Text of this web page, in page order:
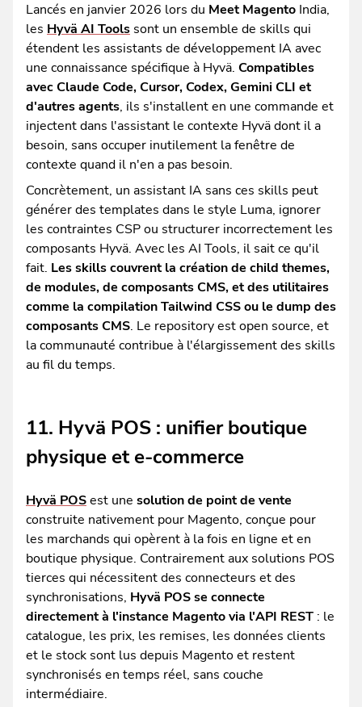
Lancés en janvier 2026 lors du Meet Magento India,
les Hyvä AI Tools sont un ensemble de skills qui
étendent les assistants de développement IA avec
une connaissance spécifique à Hyvä. Compatibles
avec Claude Code, Cursor, Codex, Gemini CLI et
d'autres agents, ils s'installent en une commande et
injectent dans l'assistant le contexte Hyvä dont il a
besoin, sans occuper inutilement la fenêtre de
contexte quand il n'en a pas besoin.
Concrètement, un assistant IA sans ces skills peut
générer des templates dans le style Luma, ignorer
les contraintes CSP ou structurer incorrectement les
composants Hyvä. Avec les AI Tools, il sait ce qu'il
fait. Les skills couvrent la création de child themes,
de modules, de composants CMS, et des utilitaires
comme la compilation Tailwind CSS ou le dump des
composants CMS. Le repository est open source, et
la communauté contribue à l'élargissement des skills
au fil du temps.
11. Hyvä POS : unifier boutique
physique et e-commerce
Hyvä POSest une solution de point de vente
construite nativement pour Magento, conçue pour
les marchands qui opèrent à la fois en ligne et en
boutique physique. Contrairement aux solutions POS
tierces qui nécessitent des connecteurs et des
synchronisations, Hyvä POS se connecte
directement à l'instance Magento via l'API REST : le
catalogue, les prix, les remises, les données clients
et le stock sont lus depuis Magento et restent
synchronisés en temps réel, sans couche
intermédiaire.